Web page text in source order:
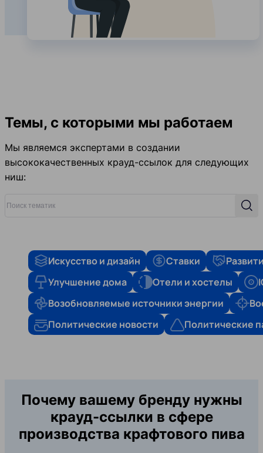
Темы, с которыми мы работаем
Мы являемся экспертами в создании
высококачественных крауд-ссылок для следующих
ниш:
Искусство и дизайн Ставки
Улучшение дома
Отели и хостелы
Возобновляемые источники энергии
Политические новости
Политические
Почему вашему бренду нужны
крауд-ссылки в сфере
производства крафтового пива